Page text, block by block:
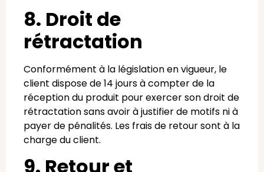
8. Droit de
rétractation
Conformément à la législation en vigueur, le
client dispose de 14 jours à compter de la
réception du produit pour exercer son droit de
rétractation sans avoir à justifier de motifs ni à
payer de pénalités. Les frais de retour sont à la
charge du client.
9. Retour et